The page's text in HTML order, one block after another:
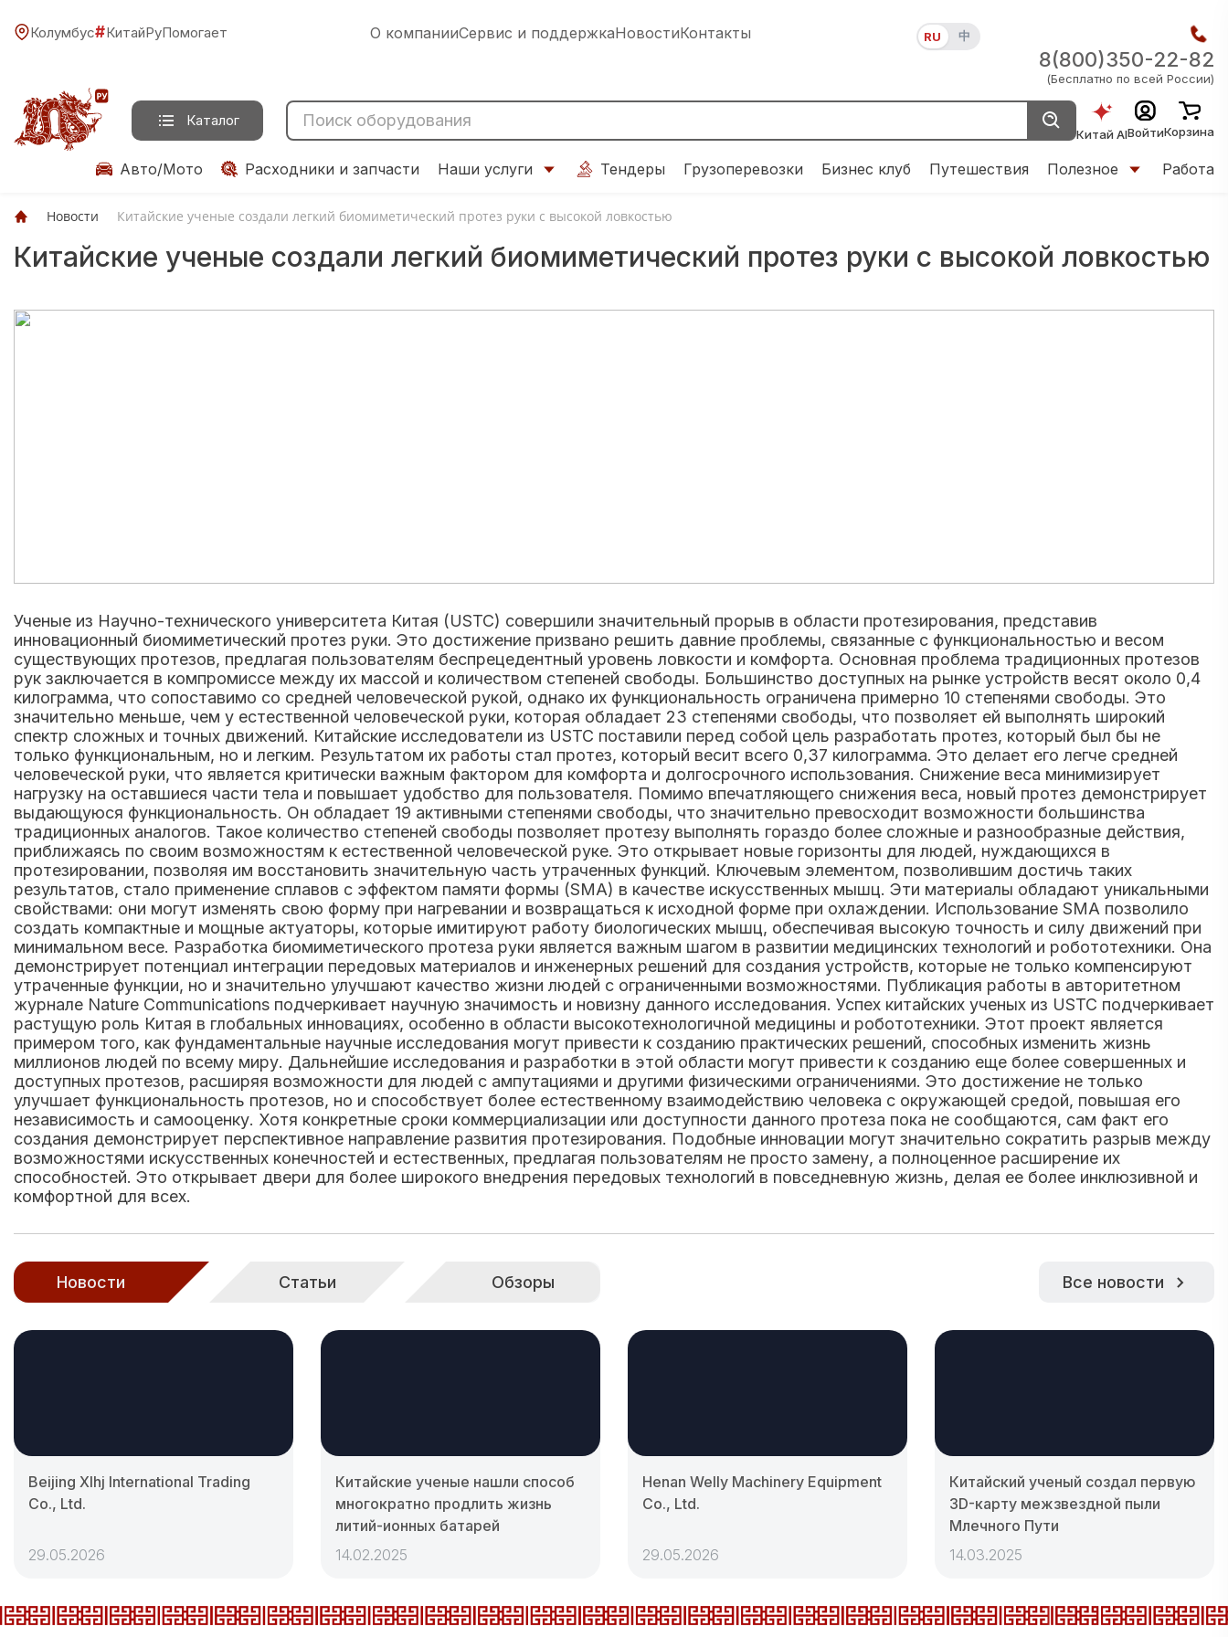
Колумбус#КитайРуПомогает О компанииСервис и поддержкаНовостиКонтакты RU 中
8(800)350-22-82
(Бесплатно по всей России)
Каталог
Китай AIВойтиКорзина
Авто/Мото Расходники и запчасти Наши услуги Тендеры Грузоперевозки Бизнес клуб Путешествия Полезное Работа
Новости Китайские ученые создали легкий биомиметический протез руки с высокой ловкостью
Китайские ученые создали легкий биомиметический протез руки с высокой ловкостью
Ученые из Научно-технического университета Китая (USTC) совершили значительный прорыв в области протезирования, представив
инновационный биомиметический протез руки. Это достижение призвано решить давние проблемы, связанные с функциональностью и весом
существующих протезов, предлагая пользователям беспрецедентный уровень ловкости и комфорта. Основная проблема традиционных протезов
рук заключается в компромиссе между их массой и количеством степеней свободы. Большинство доступных на рынке устройств весят около 0,4
килограмма, что сопоставимо со средней человеческой рукой, однако их функциональность ограничена примерно 10 степенями свободы. Это
значительно меньше, чем у естественной человеческой руки, которая обладает 23 степенями свободы, что позволяет ей выполнять широкий
спектр сложных и точных движений. Китайские исследователи из USTC поставили перед собой цель разработать протез, который был бы не
только функциональным, но и легким. Результатом их работы стал протез, который весит всего 0,37 килограмма. Это делает его легче средней
человеческой руки, что является критически важным фактором для комфорта и долгосрочного использования. Снижение веса минимизирует
нагрузку на оставшиеся части тела и повышает удобство для пользователя. Помимо впечатляющего снижения веса, новый протез демонстрирует
выдающуюся функциональность. Он обладает 19 активными степенями свободы, что значительно превосходит возможности большинства
традиционных аналогов. Такое количество степеней свободы позволяет протезу выполнять гораздо более сложные и разнообразные действия,
приближаясь по своим возможностям к естественной человеческой руке. Это открывает новые горизонты для людей, нуждающихся в
протезировании, позволяя им восстановить значительную часть утраченных функций. Ключевым элементом, позволившим достичь таких
результатов, стало применение сплавов с эффектом памяти формы (SMA) в качестве искусственных мышц. Эти материалы обладают уникальными
свойствами: они могут изменять свою форму при нагревании и возвращаться к исходной форме при охлаждении. Использование SMA позволило
создать компактные и мощные актуаторы, которые имитируют работу биологических мышц, обеспечивая высокую точность и силу движений при
минимальном весе. Разработка биомиметического протеза руки является важным шагом в развитии медицинских технологий и робототехники. Она
демонстрирует потенциал интеграции передовых материалов и инженерных решений для создания устройств, которые не только компенсируют
утраченные функции, но и значительно улучшают качество жизни людей с ограниченными возможностями. Публикация работы в авторитетном
журнале Nature Communications подчеркивает научную значимость и новизну данного исследования. Успех китайских ученых из USTC подчеркивает
растущую роль Китая в глобальных инновациях, особенно в области высокотехнологичной медицины и робототехники. Этот проект является
примером того, как фундаментальные научные исследования могут привести к созданию практических решений, способных изменить жизнь
миллионов людей по всему миру. Дальнейшие исследования и разработки в этой области могут привести к созданию еще более совершенных и
доступных протезов, расширяя возможности для людей с ампутациями и другими физическими ограничениями. Это достижение не только
улучшает функциональность протезов, но и способствует более естественному взаимодействию человека с окружающей средой, повышая его
независимость и самооценку. Хотя конкретные сроки коммерциализации или доступности данного протеза пока не сообщаются, сам факт его
создания демонстрирует перспективное направление развития протезирования. Подобные инновации могут значительно сократить разрыв между
возможностями искусственных конечностей и естественных, предлагая пользователям не просто замену, а полноценное расширение их
способностей. Это открывает двери для более широкого внедрения передовых технологий в повседневную жизнь, делая ее более инклюзивной и
комфортной для всех.
Новости Статьи Обзоры Все новости
Beijing Xlhj International Trading
Co., Ltd.
29.05.2026
Китайские ученые нашли способ
многократно продлить жизнь
литий-ионных батарей
14.02.2025
Henan Welly Machinery Equipment
Co., Ltd.
29.05.2026
Китайский ученый создал первую
3D-карту межзвездной пыли
Млечного Пути
14.03.2025